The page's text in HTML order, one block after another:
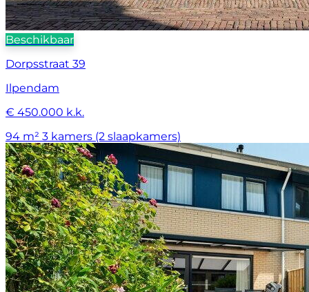
Beschikbaar
Dorpsstraat 39
Ilpendam
€ 450.000 k.k.
94 m² 3 kamers (2 slaapkamers)